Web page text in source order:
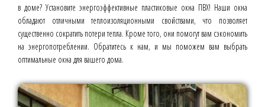
в доме? Установите энергоэффективные пластиковые окна ПВХ! Наши окна
обладают отличными теплоизоляционными свойствами, что позволяет
существенно сократить потери тепла. Кроме того, они помогут вам сэкономить
на энергопотреблении. Обратитесь к нам, и мы поможем вам выбрать
оптимальные окна для вашего дома.